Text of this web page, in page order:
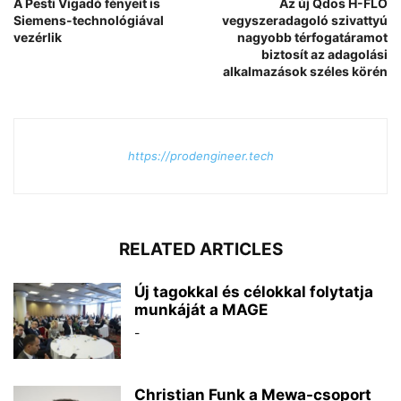
A Pesti Vigadó fényeit is
Siemens-technológiával
vezérlik
Az új Qdos H-FLO
vegyszeradagoló szivattyú
nagyobb térfogatáramot
biztosít az adagolási
alkalmazások széles körén
https://prodengineer.tech
RELATED ARTICLES
Új tagokkal és célokkal folytatja
munkáját a MAGE
-
Christian Funk a Mewa-csoport